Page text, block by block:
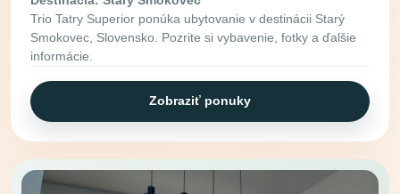
Trio Tatry Superior ponúka ubytovanie v destinácii Starý
Smokovec, Slovensko. Pozrite si vybavenie, fotky a ďalšie
informácie.
Zobraziť ponuky